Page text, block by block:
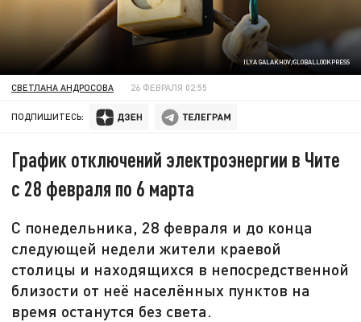
ILYA GALAKHOV/GLOBALLOOKPRESS
СВЕТЛАНА АНДРОСОВА 26 ФЕВРАЛЯ 02:55
ПОДПИШИТЕСЬ:
График отключений электроэнергии в Чите
с 28 февраля по 6 марта
С понедельника, 28 февраля и до конца
следующей недели жители краевой
столицы и находящихся в непосредственной
близости от неё населённых пунктов на
время останутся без света.